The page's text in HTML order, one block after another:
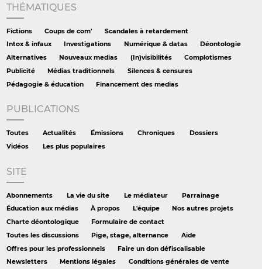
THÉMATIQUES
Fictions Coups de com'
Scandales à retardement
Intox & infaux
Investigations Numérique & datas
Déontologie
Alternatives
Nouveaux medias (In)visibilités
Complotismes
Publicité
Médias traditionnels
Silences & censures
Pédagogie & éducation
Financement des medias
PUBLICATIONS
Toutes Actualités Émissions Chroniques
Dossiers
Vidéos
Les plus populaires
SITE
Abonnements La vie du site Le médiateur
Parrainage
Éducation aux médias
À propos L'équipe
Nos autres projets
Charte déontologique
Formulaire de contact
Toutes les discussions
Pige, stage, alternance
Aide
Offres pour les professionnels
Faire un don défiscalisable
Newsletters
Mentions légales
Conditions générales de vente